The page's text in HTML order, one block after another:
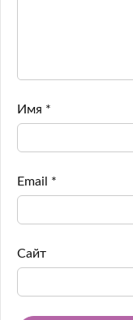
Имя *
Email *
Сайт